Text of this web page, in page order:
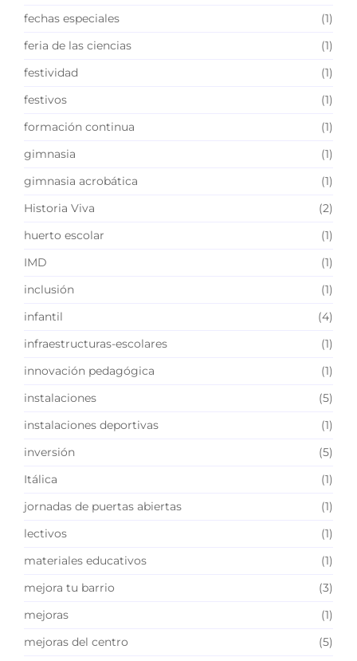
fechas especiales
(1)
feria de las ciencias
(1)
festividad
(1)
festivos
(1)
formación continua
(1)
gimnasia
(1)
gimnasia acrobática
(1)
Historia Viva
(2)
huerto escolar
(1)
IMD
(1)
inclusión
(1)
infantil
(4)
infraestructuras-escolares
(1)
innovación pedagógica
(1)
instalaciones
(5)
instalaciones deportivas
(1)
inversión
(5)
Itálica
(1)
jornadas de puertas abiertas
(1)
lectivos
(1)
materiales educativos
(1)
mejora tu barrio
(3)
mejoras
(1)
mejoras del centro
(5)